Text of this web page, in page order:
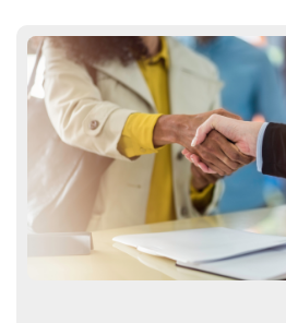
En savoir plus : Utilisez notre